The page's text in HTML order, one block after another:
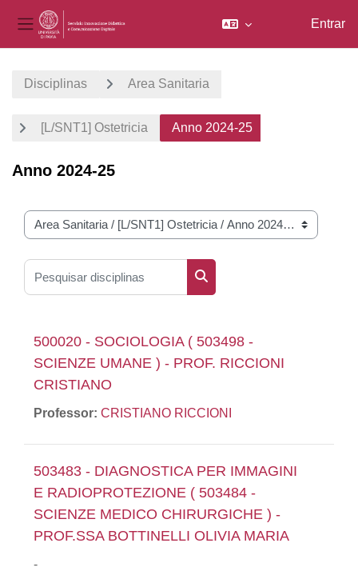
Painel lateral
Entrar
Disciplinas Area Sanitaria
[L/SNT1] Ostetricia Anno 2024-25
Anno 2024-25
Categorias de disciplinas
Pesquisar disciplinas
Pesquisar disciplinas
500020 - SOCIOLOGIA ( 503498 -
SCIENZE UMANE ) - PROF. RICCIONI
CRISTIANO
Professor: CRISTIANO RICCIONI
503483 - DIAGNOSTICA PER IMMAGINI
E RADIOPROTEZIONE ( 503484 -
SCIENZE MEDICO CHIRURGICHE ) -
PROF.SSA BOTTINELLI OLIVIA MARIA
-